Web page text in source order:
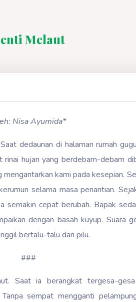
Melaut
Nisa Ayumida*
dedaunan di halaman rumah
hujan yang berdebam-debam
kami pada kesepian.
selama masa penantian.
semakin cepat berubah. Bapak
dengan basah kuyup. Suara
bertalu-talu dan pilu.
###
Saat ia berangkat tergesa-
sempat mengganti